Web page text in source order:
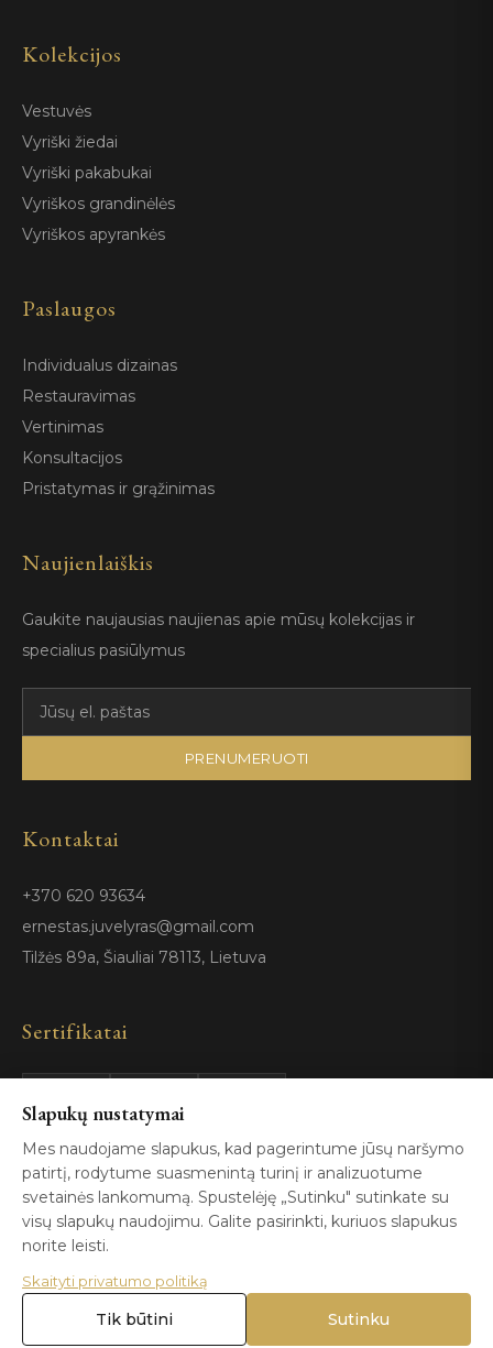
Kolekcijos
Vestuvės
Vyriški žiedai
Vyriški pakabukai
Vyriškos grandinėlės
Vyriškos apyrankės
Paslaugos
Individualus dizainas
Restauravimas
Vertinimas
Konsultacijos
Pristatymas ir grąžinimas
Naujienlaiškis
Gaukite naujausias naujienas apie mūsų kolekcijas ir
specialius pasiūlymus
PRENUMERUOTI
Kontaktai
+370 620 93634
ernestas.juvelyras@gmail.com
Tilžės 89a, Šiauliai 78113, Lietuva
Sertifikatai
GIA
Certified
ISO 9001
© 2026 Blizga.lt. Visos teisės saugomos. |
Slapukų nustatymai
Mes naudojame slapukus, kad pagerintume jūsų naršymo
patirtį, rodytume suasmenintą turinį ir analizuotume
svetainės lankomumą. Spustelėję „Sutinku" sutinkate su
visų slapukų naudojimu. Galite pasirinkti, kuriuos slapukus
norite leisti.
Skaityti privatumo politiką
Tik būtini Sutinku